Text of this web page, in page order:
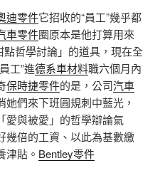
迪零件它招收的“員工”幾乎都
車零件圈原本是他打算用來
點哲學討論」的道具，現在全
工”進德系車材料職六個月內
保時捷零件的是，公司汽車
她們來下班圓規刺中藍光，
愛與被愛」的哲學辯論氣
幾倍的工資、以此為基數繳
津貼。 Bentley零件